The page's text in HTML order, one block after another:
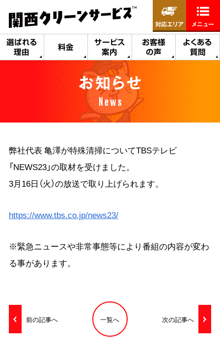
選ばれる
理由
料金
サービス
案内
お客様
の声
よくある
質問
対応エリア メニュー
お知らせ
News
弊社代表 亀澤が特殊清掃についてTBSテレビ
「NEWS23」の取材を受けました。
3月16日（火）の放送で取り上げられます。
https://www.tbs.co.jp/news23/
※緊急ニュースや非常事態等により番組の内容が変わ
る事があります。
前の記事へ 一覧へ 次の記事へ